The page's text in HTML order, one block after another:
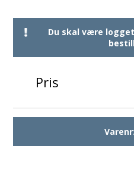
Du skal være
Pris
Varenr: